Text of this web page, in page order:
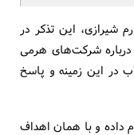
شیرازی، این تذکر در
درباره شرکت‌های هرمی
در این زمینه و پاسخ
داده و با همان اهداف